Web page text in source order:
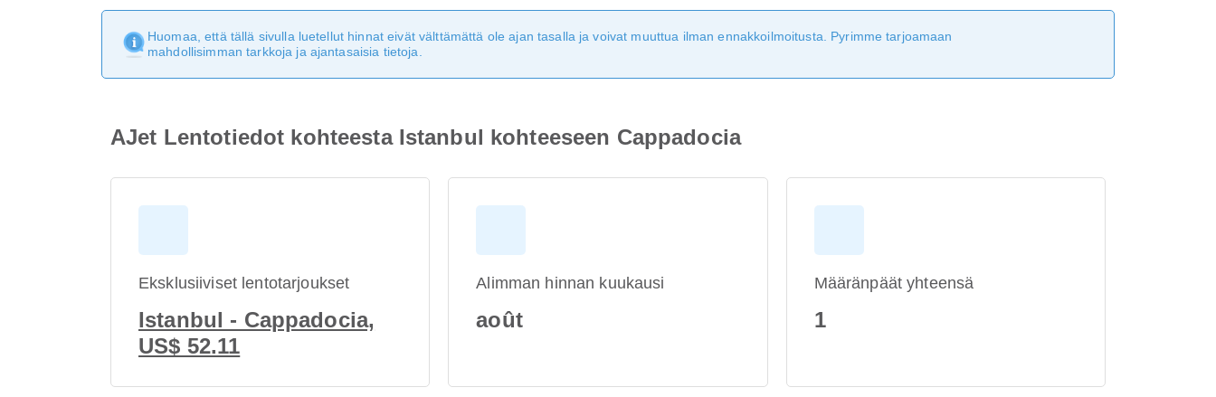
Huomaa, että tällä sivulla luetellut hinnat eivät välttämättä ole ajan tasalla ja voivat muuttua ilman ennakkoilmoitusta. Pyrimme tarjoamaan
mahdollisimman tarkkoja ja ajantasaisia tietoja.
AJet Lentotiedot kohteesta Istanbul kohteeseen Cappadocia
Eksklusiiviset lentotarjoukset
Istanbul - Cappadocia,
US$ 52.11
Alimman hinnan kuukausi
août
Määränpäät yhteensä
1